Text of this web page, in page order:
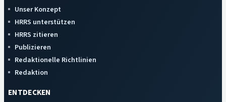
Unser Konzept
HRRS unterstützen
HRRS zitieren
Publizieren
Redaktionelle Richtlinien
Redaktion
ENTDECKEN